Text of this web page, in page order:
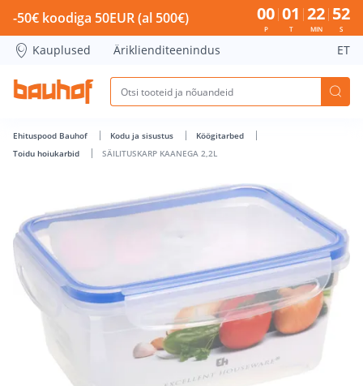
SÄILITUSKARP KAANEGA 2,2L - Bauhof has loaded
-50€ koodiga 50EUR (al 500€) 00
P
01
T
22
MIN
52
S
Kauplused Äriklienditeenindus ET
Ehituspood Bauhof Kodu ja sisustus
Köögitarbed
Toidu hoiukarbid
SÄILITUSKARP KAANEGA 2,2L